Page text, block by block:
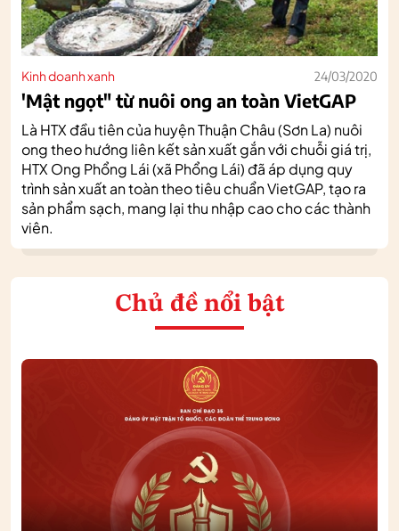
Kinh doanh xanh 24/03/2020
'Mật ngọt" từ nuôi ong an toàn VietGAP
Là HTX đầu tiên của huyện Thuận Châu (Sơn La) nuôi
ong theo hướng liên kết sản xuất gắn với chuỗi giá trị,
HTX Ong Phổng Lái (xã Phổng Lái) đã áp dụng quy
trình sản xuất an toàn theo tiêu chuẩn VietGAP, tạo ra
sản phẩm sạch, mang lại thu nhập cao cho các thành
viên.
Chủ đề nổi bật